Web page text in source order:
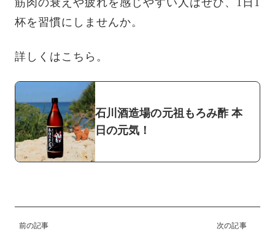
筋肉の衰えや疲れを感じやすい人はぜひ、1日1
杯を習慣にしませんか。
詳しくはこちら。
石川酒造場の元祖もろみ酢 本
日の元気！
前の記事 次の記事